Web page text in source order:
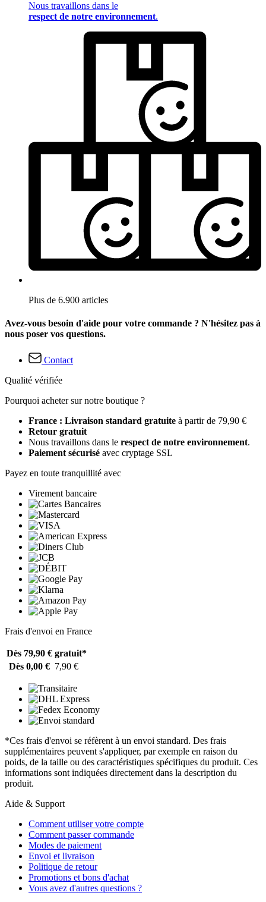
Nous travaillons dans le
respect de notre environnement.
Plus de 6.900 articles
Avez-vous besoin d'aide pour votre commande ? N'hésitez pas à
nous poser vos questions.
Contact
Qualité vérifiée
Pourquoi acheter sur notre boutique ?
France : Livraison standard gratuite à partir de 79,90 €
Retour gratuit
Nous travaillons dans le respect de notre environnement.
Paiement sécurisé avec cryptage SSL
Payez en toute tranquillité avec
Virement bancaire
Frais d'envoi en France
Dès 79,90 € gratuit*
Dès 0,00 € 7,90 €
*Ces frais d'envoi se réfèrent à un envoi standard. Des frais
supplémentaires peuvent s'appliquer, par exemple en raison du
poids, de la taille ou des caractéristiques spécifiques du produit. Ces
informations sont indiquées directement dans la description du
produit.
Aide & Support
Comment utiliser votre compte
Comment passer commande
Modes de paiement
Envoi et livraison
Politique de retour
Promotions et bons d'achat
Vous avez d'autres questions ?